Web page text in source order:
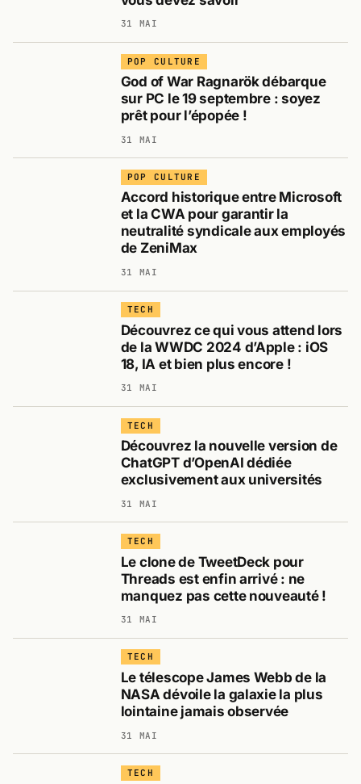
31 MAI
POP CULTURE
God of War Ragnarök débarque
sur PC le 19 septembre : soyez
prêt pour l’épopée !
31 MAI
POP CULTURE
Accord historique entre Microsoft
et la CWA pour garantir la
neutralité syndicale aux employés
de ZeniMax
31 MAI
TECH
Découvrez ce qui vous attend lors
de la WWDC 2024 d’Apple : iOS
18, IA et bien plus encore !
31 MAI
TECH
Découvrez la nouvelle version de
ChatGPT d’OpenAI dédiée
exclusivement aux universités
31 MAI
TECH
Le clone de TweetDeck pour
Threads est enfin arrivé : ne
manquez pas cette nouveauté !
31 MAI
TECH
Le télescope James Webb de la
NASA dévoile la galaxie la plus
lointaine jamais observée
31 MAI
TECH